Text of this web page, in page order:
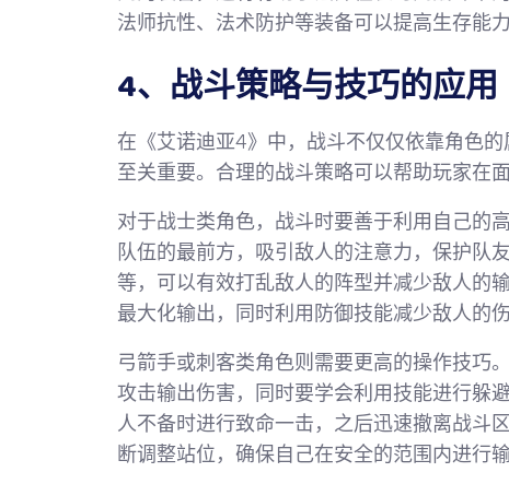
法师抗性、法术防护等装备可以提高生存能力
4、战斗策略与技巧的应用
在《艾诺迪亚4》中，战斗不仅仅依靠角色
至关重要。合理的战斗策略可以帮助玩家在
对于战士类角色，战斗时要善于利用自己的
队伍的最前方，吸引敌人的注意力，保护队
等，可以有效打乱敌人的阵型并减少敌人的
最大化输出，同时利用防御技能减少敌人的伤
弓箭手或刺客类角色则需要更高的操作技巧
攻击输出伤害，同时要学会利用技能进行躲
人不备时进行致命一击，之后迅速撤离战斗
断调整站位，确保自己在安全的范围内进行输